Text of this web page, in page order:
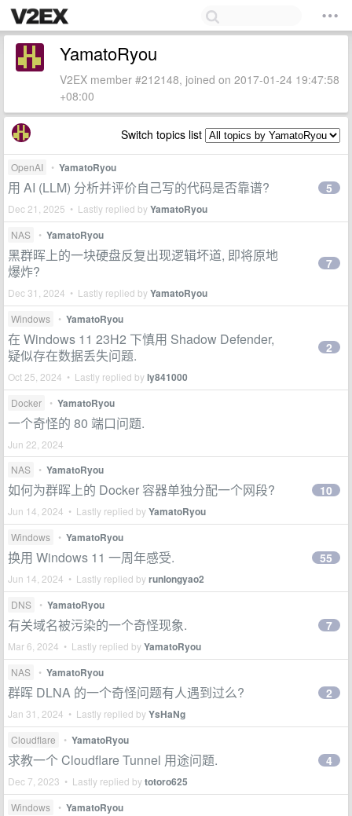
YamatoRyou
V2EX member #212148, joined on 2017-01-24 19:47:58
+08:00
Switch topics list
OpenAI • YamatoRyou
用 AI (LLM) 分析并评价自己写的代码是否靠谱?
Dec 21, 2025 • Lastly replied byYamatoRyou
5
NAS • YamatoRyou
黑群晖上的一块硬盘反复出现逻辑坏道, 即将原地
爆炸?
Dec 31, 2024 • Lastly replied byYamatoRyou
7
Windows • YamatoRyou
在 Windows 11 23H2 下慎用 Shadow Defender,
疑似存在数据丢失问题.
Oct 25, 2024 • Lastly replied byly841000
2
Docker • YamatoRyou
一个奇怪的 80 端口问题.
Jun 22, 2024
NAS
• YamatoRyou
如何为群晖上的 Docker 容器单独分配一个网段?
Jun 14, 2024 • Lastly replied byYamatoRyou
10
Windows • YamatoRyou
换用 Windows 11 一周年感受.
Jun 14, 2024 • Lastly replied byrunlongyao2
55
DNS • YamatoRyou
有关域名被污染的一个奇怪现象.
Mar 6, 2024 • Lastly replied byYamatoRyou
7
NAS • YamatoRyou
群晖 DLNA 的一个奇怪问题有人遇到过么?
Jan 31, 2024 • Lastly replied byYsHaNg
2
Cloudflare • YamatoRyou
求教一个 Cloudflare Tunnel 用途问题.
Dec 7, 2023 • Lastly replied bytotoro625
4
Windows • YamatoRyou